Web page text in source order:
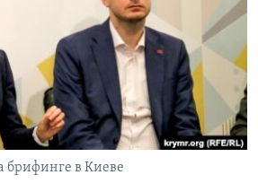
КРЫМА
брифинге в Киеве